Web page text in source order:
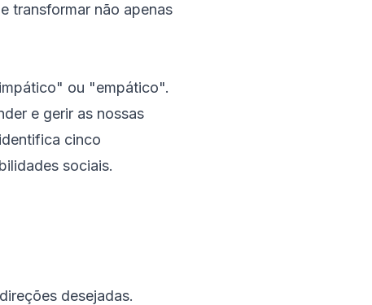
transformar não apenas
ou "empático".
e gerir as nossas
cinco
sociais.
desejadas.